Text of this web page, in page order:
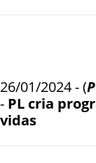
26/01/2024 - (
- PL cria
vidas